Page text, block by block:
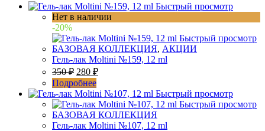
Быстрый просмотр
Нет в наличии
-20%
Быстрый просмотр
БАЗОВАЯ КОЛЛЕКЦИЯ, АКЦИИ
Гель-лак Moltini №159, 12 ml
350₽ 280 ₽
Подробнее
Быстрый просмотр
Быстрый просмотр
БАЗОВАЯ КОЛЛЕКЦИЯ
Гель-лак Moltini №107, 12 ml